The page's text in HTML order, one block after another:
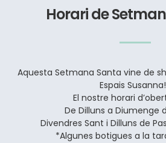
Horari de
Aquesta Setmana Santa vine de
Espais
El nostre horari
De Dilluns a Diumenge
Divendres Sant i Dilluns de
*Algunes botigues a la